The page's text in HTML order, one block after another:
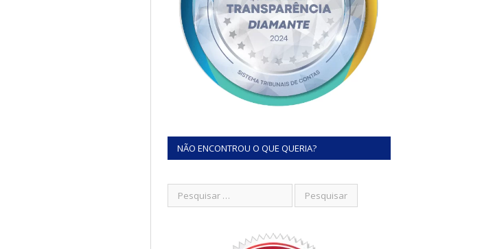
NÃO ENCONTROU O QUE QUERIA?